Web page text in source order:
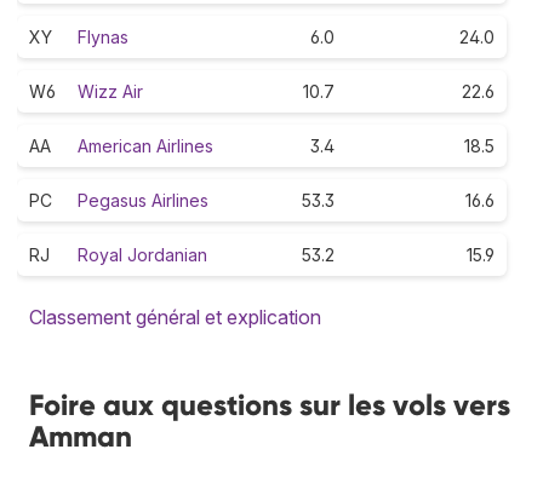
XY Flynas 6.0 24.0
W6 Wizz Air 10.7 22.6
AA American Airlines 3.4 18.5
PC Pegasus Airlines 53.3 16.6
RJ Royal Jordanian 53.2 15.9
Classement général et explication
Foire aux questions sur les vols vers
Amman